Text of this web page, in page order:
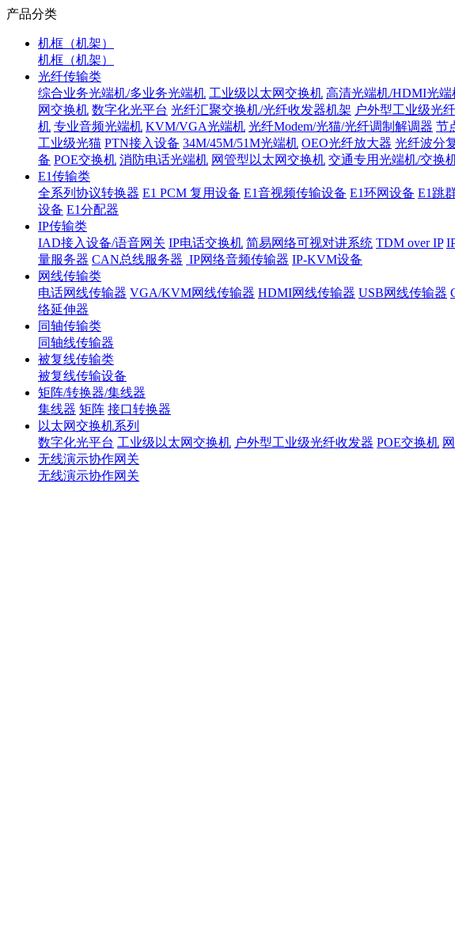
产品分类
机框（机架）
机框（机架）
光纤传输类
综合业务光端机/多业务光端机 工业级以太网交换机 高清光端机/HDMI光
网交换机 数字化光平台 光纤汇聚交换机/光纤收发器机架 户外型工业级光
机 专业音频光端机 KVM/VGA光端机 光纤Modem/光猫/光纤调制解调器 节
工业级光猫 PTN接入设备 34M/45M/51M光端机 OEO光纤放大器 光纤波分
备 POE交换机 消防电话光端机 网管型以太网交换机 交通专用光端机/交换
E1传输类
全系列协议转换器 E1 PCM 复用设备 E1音视频传输设备 E1环网设备 E1跳
设备 E1分配器
IP传输类
IAD接入设备/语音网关 IP电话交换机 简易网络可视对讲系统 TDM over IP
量服务器 CAN总线服务器 IP网络音频传输器 IP-KVM设备
网线传输类
电话网线传输器 VGA/KVM网线传输器 HDMI网线传输器 USB网线传输器
络延伸器
同轴传输类
同轴线传输器
被复线传输类
被复线传输设备
矩阵/转换器/集线器
集线器 矩阵 接口转换器
以太网交换机系列
数字化光平台 工业级以太网交换机 户外型工业级光纤收发器 POE交换机
无线演示协作网关
无线演示协作网关